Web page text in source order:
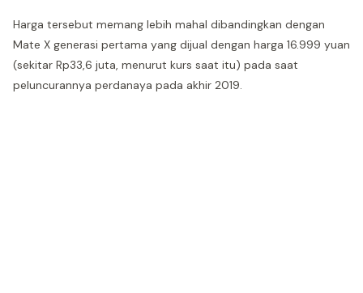
Harga tersebut memang lebih mahal dibandingkan dengan
Mate X generasi pertama yang dijual dengan harga 16.999 yuan
(sekitar Rp33,6 juta, menurut kurs saat itu) pada saat
peluncurannya perdanaya pada akhir 2019.